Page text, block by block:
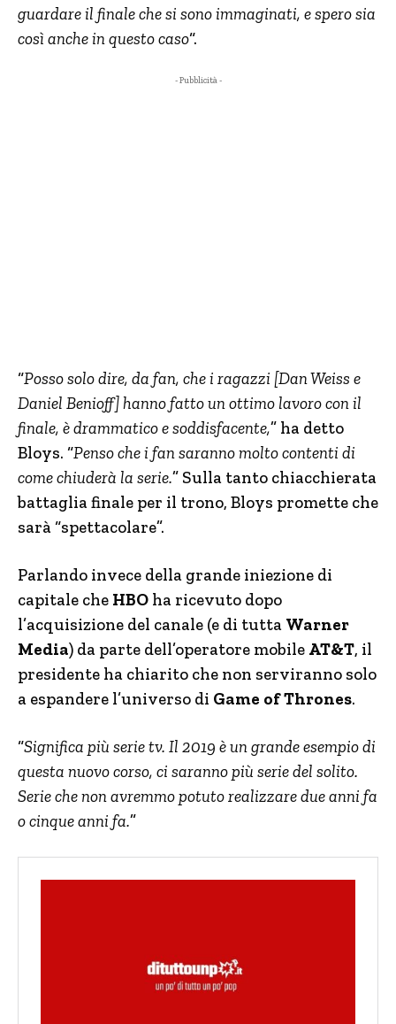
guardare il finale che si sono immaginati, e spero sia
così anche in questo caso“.
- Pubblicità -
“Posso solo dire, da fan, che i ragazzi [Dan Weiss e
Daniel Benioff] hanno fatto un ottimo lavoro con il
finale, è drammatico e soddisfacente,” ha detto
Bloys. “Penso che i fan saranno molto contenti di
come chiuderà la serie.” Sulla tanto chiacchierata
battaglia finale per il trono, Bloys promette che
sarà “spettacolare”.
Parlando invece della grande iniezione di
capitale che HBO ha ricevuto dopo
l’acquisizione del canale (e di tutta Warner
Media) da parte dell’operatore mobile AT&T, il
presidente ha chiarito che non serviranno solo
a espandere l’universo di Game of Thrones.
“Significa più serie tv. Il 2019 è un grande esempio di
questa nuovo corso, ci saranno più serie del solito.
Serie che non avremmo potuto realizzare due anni fa
o cinque anni fa.”